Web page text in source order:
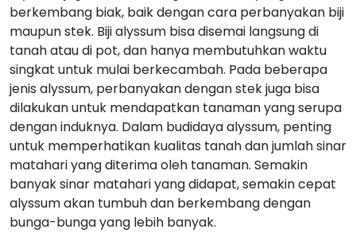
berkembang biak, baik dengan cara perbanyakan biji
maupun stek. Biji alyssum bisa disemai langsung di
tanah atau di pot, dan hanya membutuhkan waktu
singkat untuk mulai berkecambah. Pada beberapa
jenis alyssum, perbanyakan dengan stek juga bisa
dilakukan untuk mendapatkan tanaman yang serupa
dengan induknya. Dalam budidaya alyssum, penting
untuk memperhatikan kualitas tanah dan jumlah sinar
matahari yang diterima oleh tanaman. Semakin
banyak sinar matahari yang didapat, semakin cepat
alyssum akan tumbuh dan berkembang dengan
bunga-bunga yang lebih banyak.